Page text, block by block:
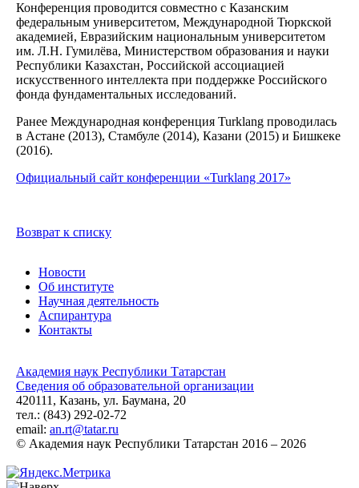
Конференция проводится совместно с Казанским
федеральным университетом, Международной Тюркской
академией, Евразийским национальным университетом
им. Л.Н. Гумилёва, Министерством образования и науки
Республики Казахстан, Российской ассоциацией
искусственного интеллекта при поддержке Российского
фонда фундаментальных исследований.
Ранее Международная конференция Turklang проводилась
в Астане (2013), Стамбуле (2014), Казани (2015) и Бишкеке
(2016).
Официальный сайт конференции «Turklang 2017»
Возврат к списку
Новости
Об институте
Научная деятельность
Аспирантура
Контакты
Академия наук Республики Татарстан
Сведения об образовательной организации
420111, Казань, ул. Баумана, 20
тел.: (843) 292-02-72
email: an.rt@tatar.ru
© Академия наук Республики Татарстан 2016 – 2026